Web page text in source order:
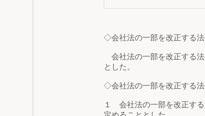
◇会社法の一部を改正する法
会社法の一部を改正する法
とした。
◇会社法の一部を改正する法
１ 会社法の一部を改正する